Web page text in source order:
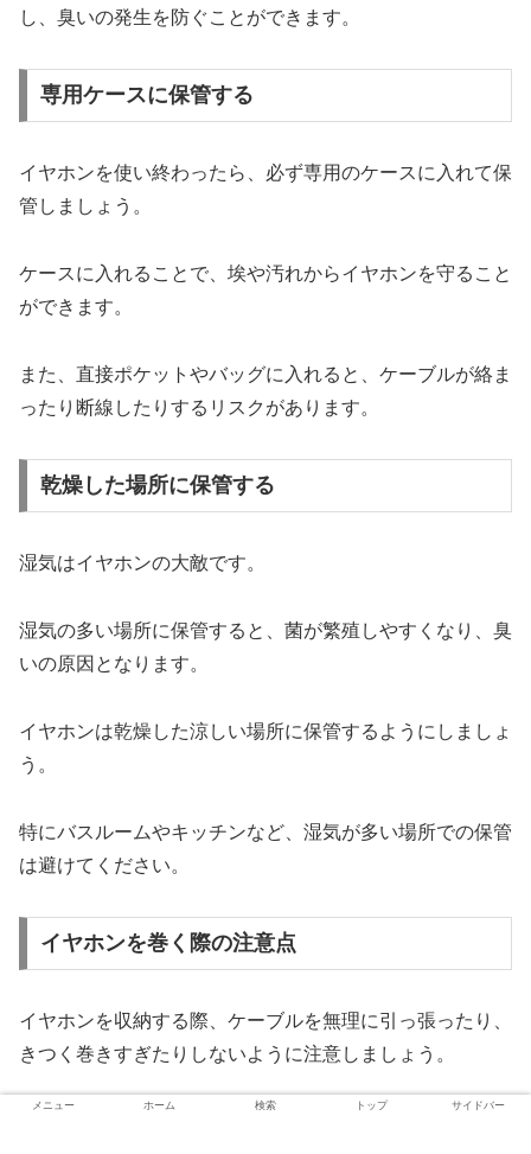
し、臭いの発生を防ぐことができます。
専用ケースに保管する
イヤホンを使い終わったら、必ず専用のケースに入れて保
管しましょう。
ケースに入れることで、埃や汚れからイヤホンを守ること
ができます。
また、直接ポケットやバッグに入れると、ケーブルが絡ま
ったり断線したりするリスクがあります。
乾燥した場所に保管する
湿気はイヤホンの大敵です。
湿気の多い場所に保管すると、菌が繁殖しやすくなり、臭
いの原因となります。
イヤホンは乾燥した涼しい場所に保管するようにしましょ
う。
特にバスルームやキッチンなど、湿気が多い場所での保管
は避けてください。
イヤホンを巻く際の注意点
イヤホンを収納する際、ケーブルを無理に引っ張ったり、
きつく巻きすぎたりしないように注意しましょう。
メニュー ホーム 検索 トップ サイドバー